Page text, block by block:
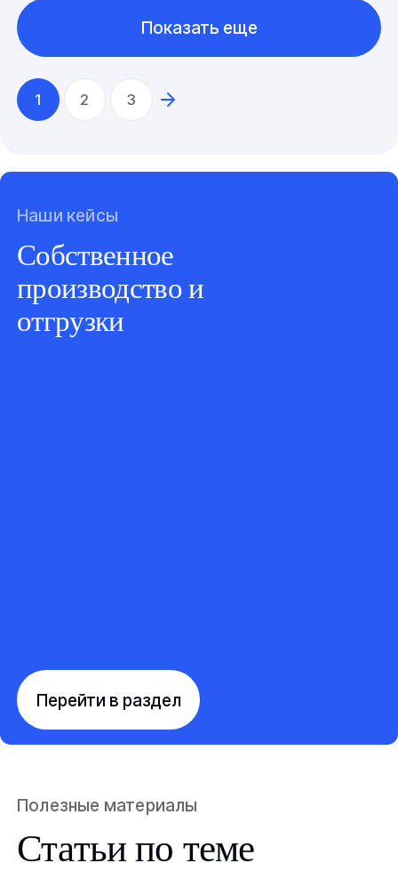
1 2 3
Показать еще
Наши кейсы
Собственное
производство и
отгрузки
Перейти в раздел
Полезные материалы
Статьи по теме